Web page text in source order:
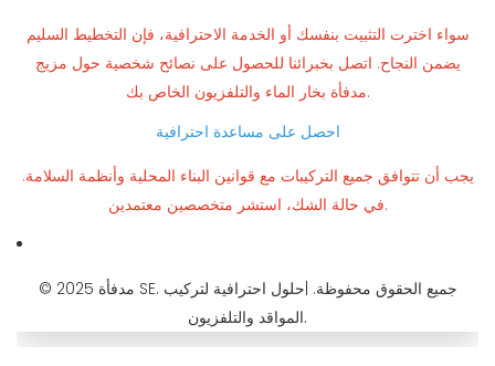
سواء اخترت التثبيت بنفسك أو الخدمة الاحترافية، فإن التخطيط السليم
يضمن النجاح. اتصل بخبرائنا للحصول على نصائح شخصية حول مزيج
مدفأة بخار الماء والتلفزيون الخاص بك.
احصل على مساعدة احترافية
يجب أن تتوافق جميع التركيبات مع قوانين البناء المحلية وأنظمة السلامة.
في حالة الشك، استشر متخصصين معتمدين.
© مدفأة 2025 SE. جميع الحقوق محفوظة. |حلول احترافية لتركيب
المواقد والتلفزيون.